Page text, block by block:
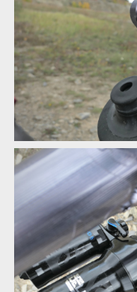
Pole Voima v akci
Pole Voima v akci
Pole Voima v akci
Pole Voima v akci
Přestože se přední čep v
uchycen na ložiscích
Přestože se přední čep v
uchycen na ložiscích